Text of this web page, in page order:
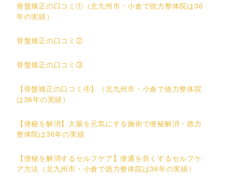
骨盤矯正の口コミ①（北九州市・小倉で徳力整体院は36
年の実績）
骨盤矯正の口コミ②
骨盤矯正の口コミ③
【骨盤矯正の口コミ④】（北九州市・小倉で徳力整体院
は36年の実績）
【便秘を解消】大腸を元気にする施術で便秘解消・徳力
整体院は36年の実績
【便秘を解消するセルフケア】便通を良くするセルフケ
ア方法（北九州市・小倉で徳力整体院は36年の実績）